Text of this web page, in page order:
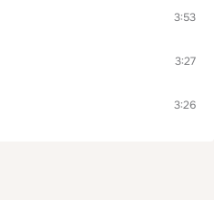
3:53
3:27
3:26